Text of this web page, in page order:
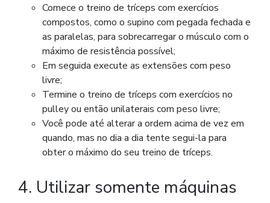
Comece o treino de tríceps com exercícios
compostos, como o supino com pegada fechada e
as paralelas, para sobrecarregar o músculo com o
máximo de resistência possível;
Em seguida execute as extensões com peso
livre;
Termine o treino de tríceps com exercícios no
pulley ou então unilaterais com peso livre;
Você pode até alterar a ordem acima de vez em
quando, mas no dia a dia tente segui-la para
obter o máximo do seu treino de tríceps.
4. Utilizar somente máquinas